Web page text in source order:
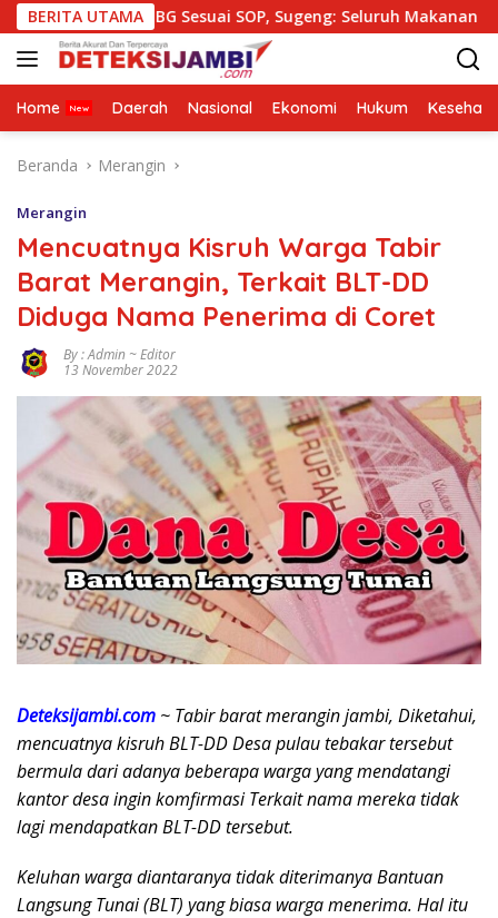
Langsung
ke
konten
BERITA UTAMA
MBG Sesuai SOP, Sugeng: Seluruh Makanan Segar dan
Home Daerah Nasional Ekonomi Hukum
Beranda Merangin
Merangin
Mencuatnya Kisruh Warga Tabir
Barat Merangin, Terkait BLT-DD
Diduga Nama Penerima di Coret
By : Admin ~ Editor
13 November 2022
Deteksijambi.com ~ Tabir barat merangin jambi, Diketahui,
mencuatnya kisruh BLT-DD Desa pulau tebakar tersebut
bermula dari adanya beberapa warga yang mendatangi
kantor desa ingin komfirmasi Terkait nama mereka tidak
lagi mendapatkan BLT-DD tersebut.
Keluhan warga diantaranya tidak diterimanya Bantuan
Langsung Tunai (BLT) yang biasa warga menerima. Hal itu